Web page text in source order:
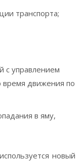
транспорта;
с управлением
время движения по
в яму,
новый